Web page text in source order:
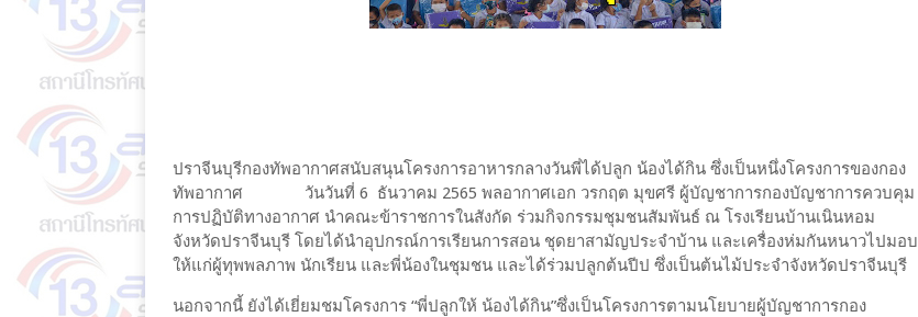
ปราจีนบุรีกองทัพอากาศสนับสนุนโครงการอาหารกลางวันพี่ได้ปลูก น้องได้กิน ซึ่งเป็นหนึ่งโครงการของกอง
ทัพอากาศ วันวันที่ 6 ธันวาคม 2565 พลอากาศเอก วรกฤต มุขศรี ผู้บัญชาการกองบัญชาการควบคุม
การปฏิบัติทางอากาศ นำคณะข้าราชการในสังกัด ร่วมกิจกรรมชุมชนสัมพันธ์ ณ โรงเรียนบ้านเนินหอม
จังหวัดปราจีนบุรี โดยได้นำอุปกรณ์การเรียนการสอน ชุดยาสามัญประจำบ้าน และเครื่องห่มกันหนาวไปมอบ
ให้แก่ผู้ทุพพลภาพ นักเรียน และพี่น้องในชุมชน และได้ร่วมปลูกต้นปีป ซึ่งเป็นต้นไม้ประจำจังหวัดปราจีนบุรี
นอกจากนี้ ยังได้เยี่ยมชมโครงการ “พี่ปลูกให้ น้องได้กิน”ซึ่งเป็นโครงการตามนโยบายผู้บัญชาการกอง